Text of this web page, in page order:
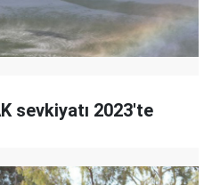
sevkiyatı 2023'te